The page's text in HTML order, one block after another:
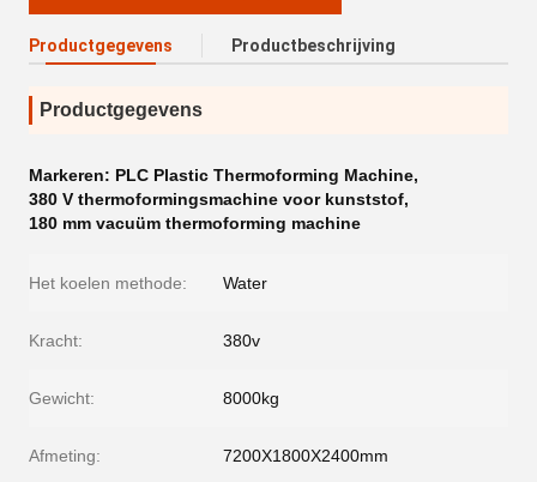
Productgegevens Productbeschrijving
Productgegevens
Markeren: PLC Plastic Thermoforming Machine,
380 V thermoformingsmachine voor kunststof,
180 mm vacuüm thermoforming machine
Het koelen methode: Water
Kracht: 380v
Gewicht: 8000kg
Afmeting: 7200X1800X2400mm